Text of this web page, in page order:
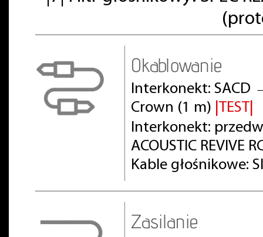
Okablowanie
Interkonekt: SACD
Crown (1 m)
|TEST|
Interkonekt:
ACOUSTIC REVIVE
Kable głośnikowe:
Zasilanie